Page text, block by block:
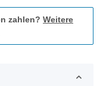
zahlen? Weitere